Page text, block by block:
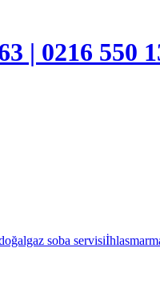
| 0216 550
soba servisi